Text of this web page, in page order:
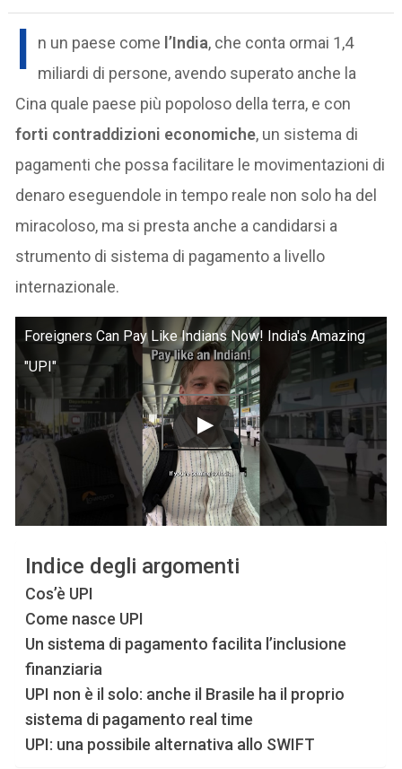
I n un paese come l’India, che conta ormai 1,4
miliardi di persone, avendo superato anche la
Cina quale paese più popoloso della terra, e con
forti contraddizioni economiche, un sistema di
pagamenti che possa facilitare le movimentazioni di
denaro eseguendole in tempo reale non solo ha del
miracoloso, ma si presta anche a candidarsi a
strumento di sistema di pagamento a livello
internazionale.
Foreigners Can Pay Like Indians Now! India's Amazing
"UPI"
Indice degli argomenti
Cos’è UPI
Come nasce UPI
Un sistema di pagamento facilita l’inclusione
finanziaria
UPI non è il solo: anche il Brasile ha il proprio
sistema di pagamento real time
UPI: una possibile alternativa allo SWIFT